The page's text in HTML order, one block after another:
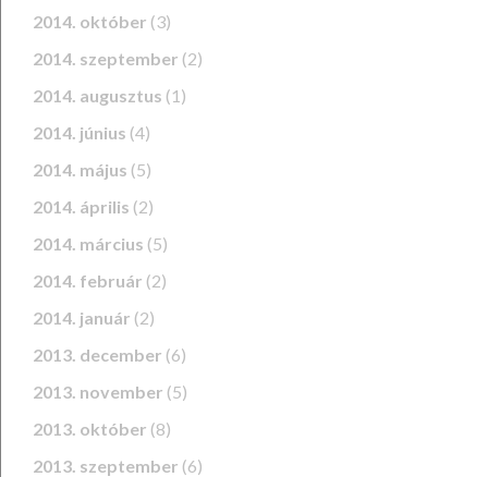
2014. október (3)
2014. szeptember (2)
2014. augusztus (1)
2014. június (4)
2014. május (5)
2014. április (2)
2014. március (5)
2014. február (2)
2014. január (2)
2013. december (6)
2013. november (5)
2013. október (8)
2013. szeptember (6)